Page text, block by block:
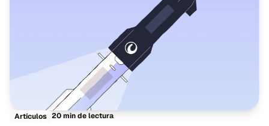
Artículos 20 min de lectura